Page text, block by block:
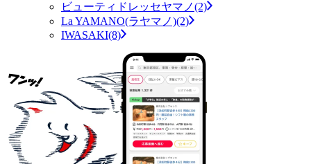
ビューティドレッセヤマノ(2)
La YAMANO(ラヤマノ)(2)
IWASAKI(8)